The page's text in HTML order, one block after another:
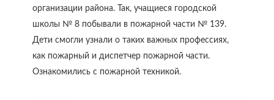
организации района. Так, учащиеся городской
школы № 8 побывали в пожарной части № 139.
Дети смогли узнали о таких важных профессиях,
как пожарный и диспетчер пожарной части.
Ознакомились с пожарной техникой.